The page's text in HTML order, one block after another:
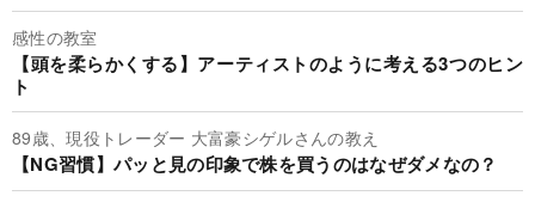
感性の教室
【頭を柔らかくする】アーティストのように考える3つのヒン
ト
89歳、現役トレーダー 大富豪シゲルさんの教え
【NG習慣】パッと見の印象で株を買うのはなぜダメなの？